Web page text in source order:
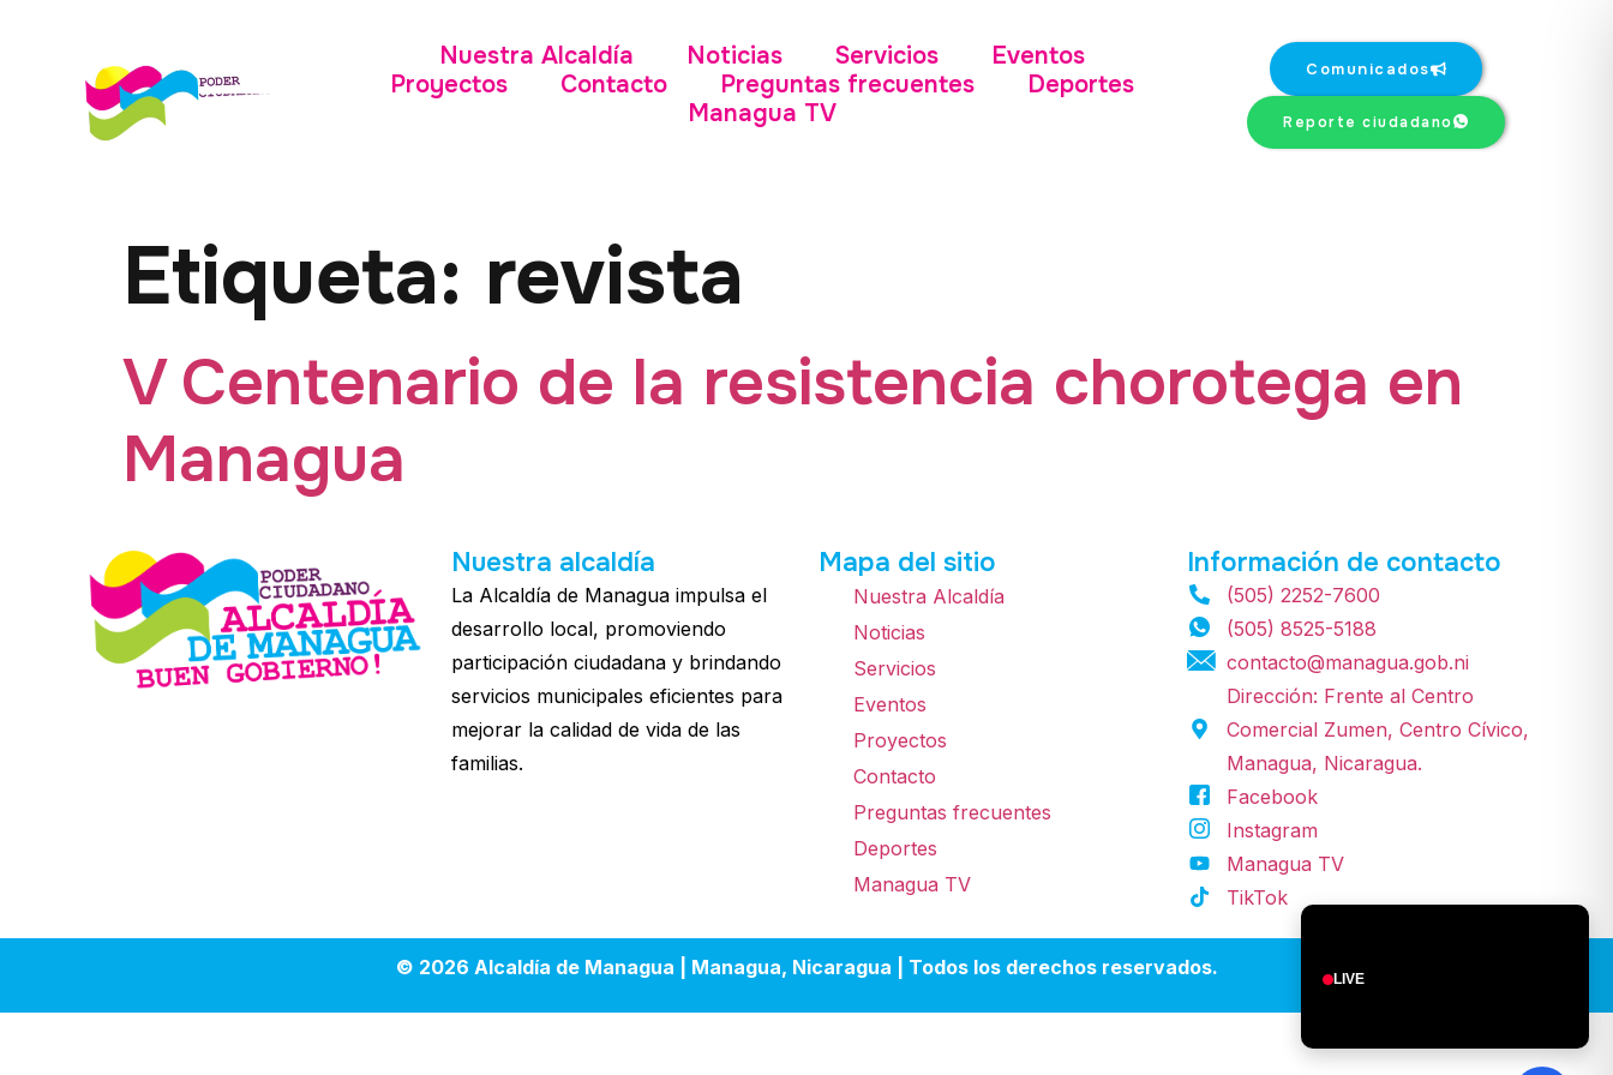
Nuestra Alcaldía Noticias Servicios
Eventos
Proyectos
Contacto Preguntas frecuentes
Deportes
Managua TV
Comunicados
Reporte ciudadano
Etiqueta: revista
V Centenario de la resistencia chorotega en
Managua
Nuestra alcaldía
La Alcaldía de Managua impulsa el
desarrollo local, promoviendo
participación ciudadana y brindando
servicios municipales eficientes para
mejorar la calidad de vida de las
familias.
Mapa del sitio
Nuestra Alcaldía
Noticias
Servicios
Eventos
Proyectos
Contacto
Preguntas frecuentes
Deportes
Managua TV
Información de contacto
(505) 2252-7600
(505) 8525-5188
contacto@managua.gob.ni
Dirección: Frente al Centro
Comercial Zumen, Centro Cívico,
Managua, Nicaragua.
Facebook
Instagram
Managua TV
TikTok
© 2026 Alcaldía de Managua | Managua, Nicaragua | Todos los derechos reservados.
LIVE